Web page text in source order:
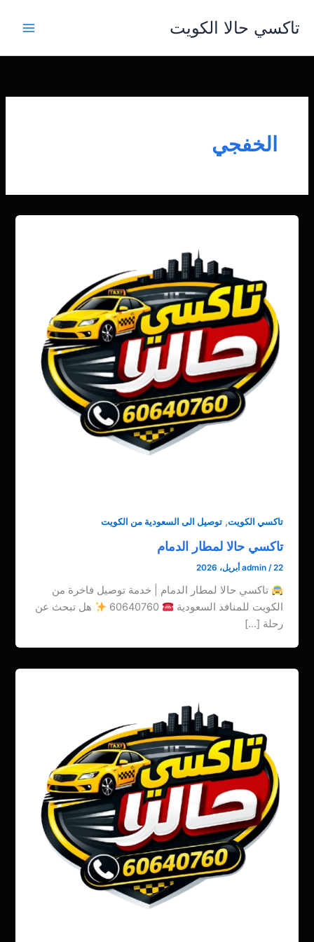
تاكسي حالا الكويت
الخفجي
تاكسي الكويت,توصيل الى السعودية من الكويت
تاكسي حالا لمطار الدمام
admin /22 أبريل، 2026
تاكسي حالا لمطار الدمام | خدمة توصيل فاخرة من
الكويت للمنافذ السعودية
هل تبحث عن
رحلة […]